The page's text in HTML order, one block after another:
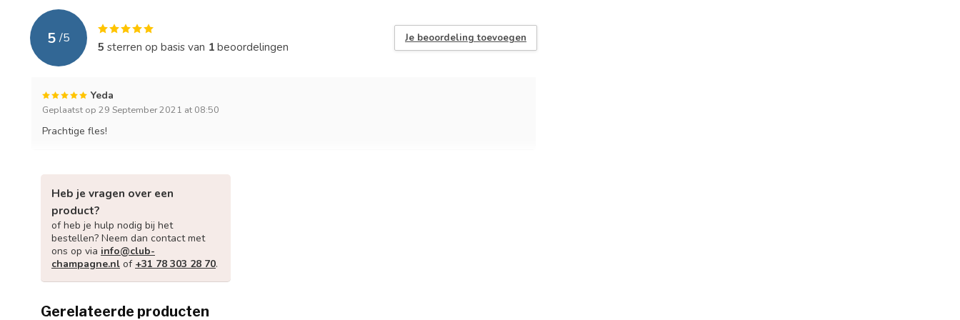
5 /5
5 sterren op basis van 1beoordelingen
Je beoordeling toevoegen
Yeda
Geplaatst op 29 September 2021 at 08:50
Prachtige fles!
Heb je vragen over een
product?
of heb je hulp nodig bij het
bestellen? Neem dan contact met
ons op via info@club-
champagne.nl of +31 78 303 28 70.
Gerelateerde producten